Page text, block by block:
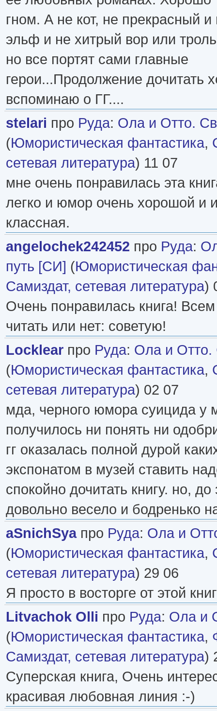
гном. А не кот, не прекрасный
эльф и не хитрый вор или
но все портят сами главные
герои...Продолжение дочитать
вспоминаю о ГГ....
stelari про Руда: Ола и Отто.
(Юмористическая фантастика,
сетевая литература) 11 07
мне очень понравилась эта
легко и юмор очень хорошой и
классная.
angelochek242452 про Руда:
путь [СИ] (Юмористическая
Самиздат, сетевая литература)
Очень понравилась книга!
читать или нет: советую!
Locklear про Руда: Ола и Отто.
(Юмористическая фантастика,
сетевая литература) 02 07
мда, черного юмора суицида у
получилось ни понять ни
гг оказалась полной дурой
экспонатом в музей ставить
спокойно дочитать книгу. но,
довольно весело и бодренько
aSnichSyaпро Руда: Ола и
(Юмористическая фантастика,
сетевая литература) 29 06
Я просто в восторге от этой
Litvachok Olli про Руда: Ола и
(Юмористическая фантастика,
Самиздат, сетевая литература)
Суперская книга, Очень
красивая любовная линия :-)